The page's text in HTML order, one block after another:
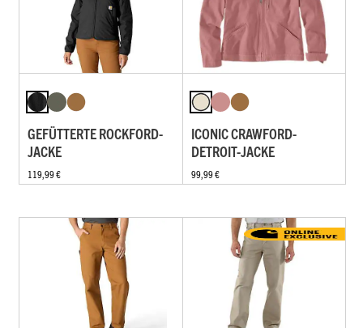
GEFÜTTERTE ROCKFORD-
JACKE
119,99 €
ICONIC CRAWFORD-
DETROIT-JACKE
99,99 €